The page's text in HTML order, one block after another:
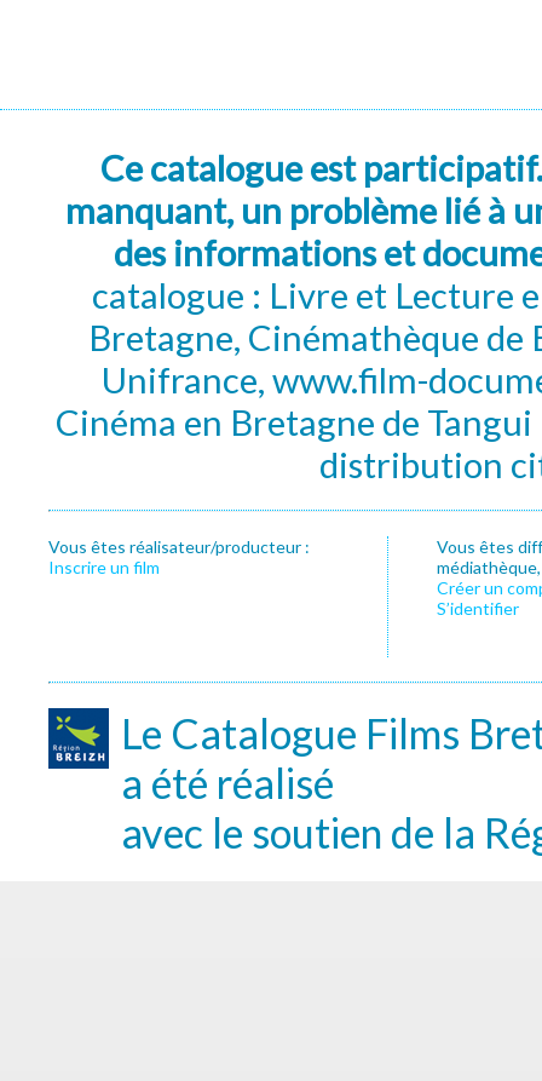
Ce catalogue est
manquant, un problème lié à
des informations et
catalogue : Livre et Lecture
Bretagne, Cinémathèque de
Unifrance, www.film-
Cinéma en Bretagne de
distribution
Vous êtes réalisateur/producteur :
Inscrire un film
Vous êtes
Créer un
S’identifier
Le Catalogue Films
a été réalisé
avec le soutien de la